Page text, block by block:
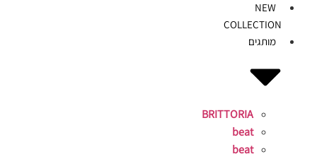
NEW
COLLECTION
מותגים
BRITTORIA
beat
beat